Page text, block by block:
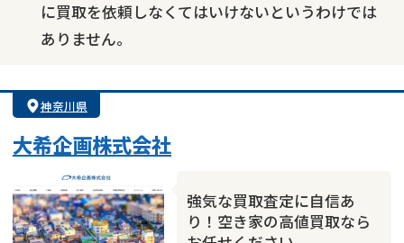
に買取を依頼しなくてはいけないというわけでは
ありません。
神奈川県
大希企画株式会社
強気な買取査定に自信あ
り！空き家の高値買取なら